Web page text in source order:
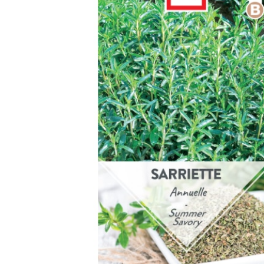
Arbustes de terre de bruyère
Plantes Grimpantes
Arbres fruitiers
Conifères
Plantes méditerranéennes et exotiques
Rosiers
Plantes
Plantes
Plantes
Plantes
Plantes
Plantes
Plantes
Lavande